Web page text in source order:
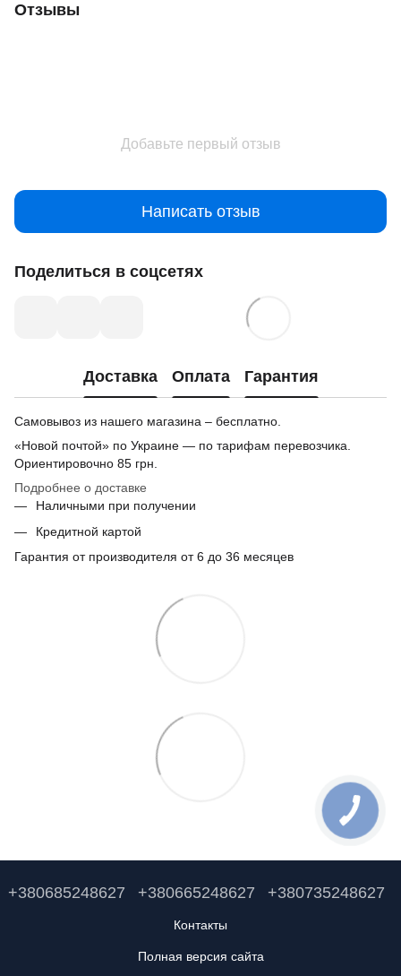
Отзывы
Добавьте первый отзыв
Написать отзыв
Поделиться в соцсетях
Доставка Оплата Гарантия
Самовывоз из нашего магазина – бесплатно.
«Новой почтой» по Украине — по тарифам перевозчика.
Ориентировочно 85 грн.
Подробнее о доставке
Наличными при получении
Кредитной картой
Гарантия от производителя от 6 до 36 месяцев
+380685248627 +380665248627 +380735248627
Контакты
Полная версия сайта